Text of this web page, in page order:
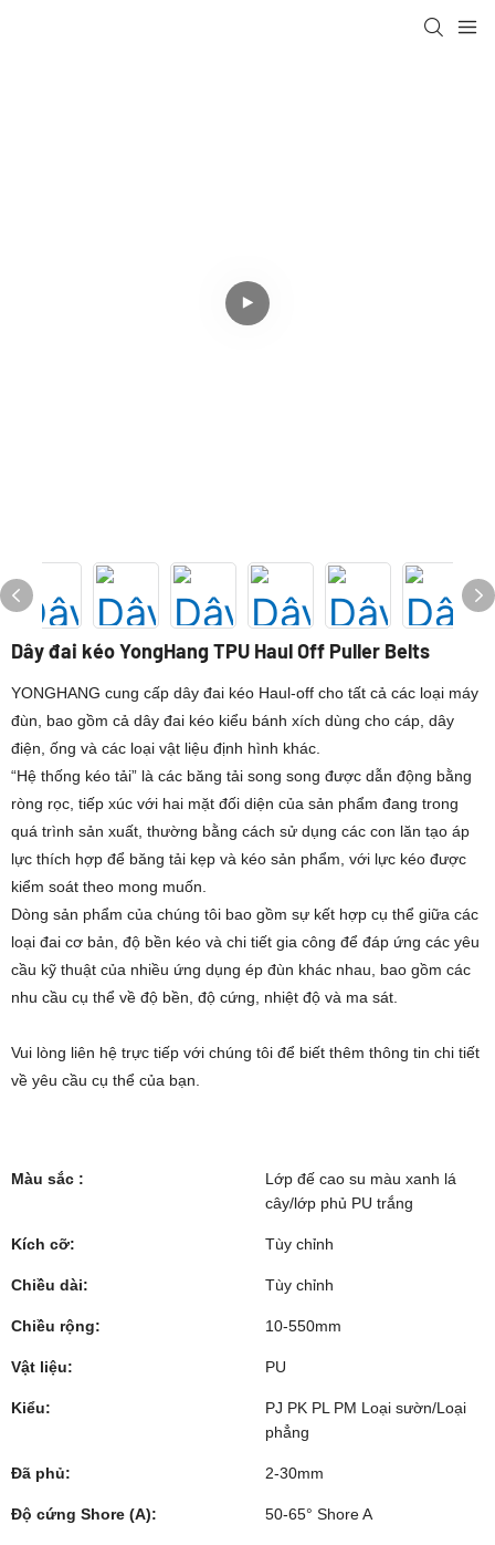
Dây đai kéo YongHang TPU Haul Off Puller Belts
YONGHANG cung cấp dây đai kéo Haul-off cho tất cả các loại máy
đùn, bao gồm cả dây đai kéo kiểu bánh xích dùng cho cáp, dây
điện, ống và các loại vật liệu định hình khác.
“Hệ thống kéo tải” là các băng tải song song được dẫn động bằng
ròng rọc, tiếp xúc với hai mặt đối diện của sản phẩm đang trong
quá trình sản xuất, thường bằng cách sử dụng các con lăn tạo áp
lực thích hợp để băng tải kẹp và kéo sản phẩm, với lực kéo được
kiểm soát theo mong muốn.
Dòng sản phẩm của chúng tôi bao gồm sự kết hợp cụ thể giữa các
loại đai cơ bản, độ bền kéo và chi tiết gia công để đáp ứng các yêu
cầu kỹ thuật của nhiều ứng dụng ép đùn khác nhau, bao gồm các
nhu cầu cụ thể về độ bền, độ cứng, nhiệt độ và ma sát.
Vui lòng liên hệ trực tiếp với chúng tôi để biết thêm thông tin chi tiết
về yêu cầu cụ thể của bạn.
Màu sắc :
Lớp đế cao su màu xanh lá
cây/lớp phủ PU trắng
Kích cỡ: Tùy chỉnh
Chiều dài: Tùy chỉnh
Chiều rộng: 10-550mm
Vật liệu: PU
Kiểu:
PJ PK PL PM Loại sườn/Loại
phẳng
Đã phủ: 2-30mm
Độ cứng Shore (A): 50-65° Shore A